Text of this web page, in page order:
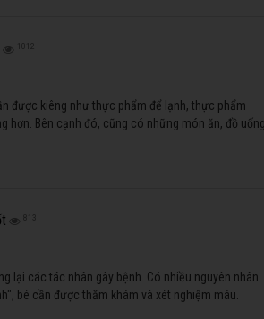
được kiêng như thực phẩm để lạnh, thực phẩm
hơn. Bên cạnh đó, cũng có những món ăn, đồ uống
813
lại các tác nhân gây bệnh. Có nhiều nguyên nhân
bé cần được thăm khám và xét nghiệm máu.